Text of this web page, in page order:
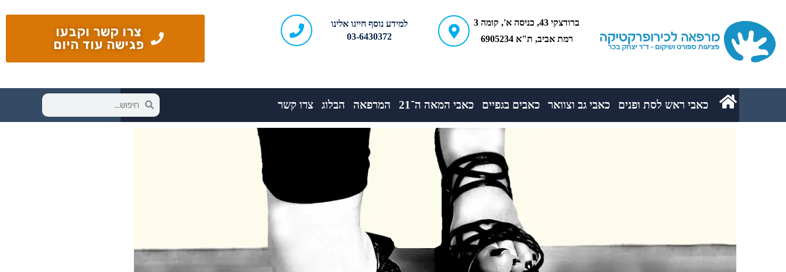
ברודצקי 43, כניסה א', קומה 3
רמת אביב, ת"א 6905234
למידע נוסף חייגו אלינו
03-6430372
צרו קשר וקבעו
פגישה עוד היום
כאבי ראש לסת ופנים כאבי גב וצוואר כאבים בגפיים כאבי המאה ה־21 המרפאה הבלוג צרו קשר